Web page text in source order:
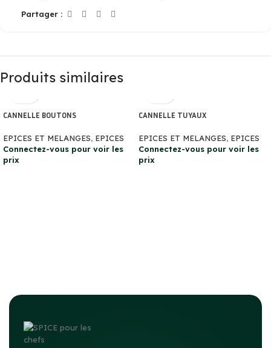
Partager :
Produits similaires
CANNELLE BOUTONS
EPICES ET MELANGES, EPICES
Connectez-vous pour voir les
prix
CANNELLE TUYAUX
EPICES ET MELANGES, EPICES
Connectez-vous pour voir les
prix